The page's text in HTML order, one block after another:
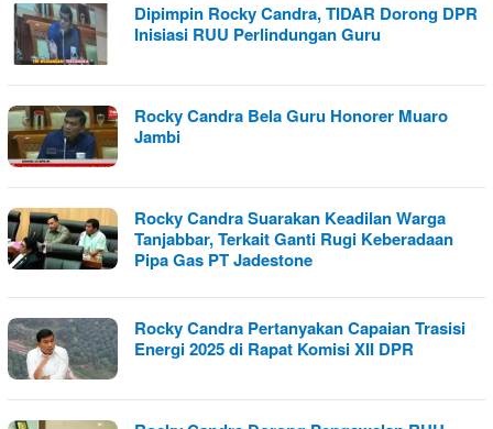
Dipimpin Rocky Candra, TIDAR Dorong DPR
Inisiasi RUU Perlindungan Guru
Rocky Candra Bela Guru Honorer Muaro
Jambi
Rocky Candra Suarakan Keadilan Warga
Tanjabbar, Terkait Ganti Rugi Keberadaan
Pipa Gas PT Jadestone
Rocky Candra Pertanyakan Capaian Trasisi
Energi 2025 di Rapat Komisi XII DPR